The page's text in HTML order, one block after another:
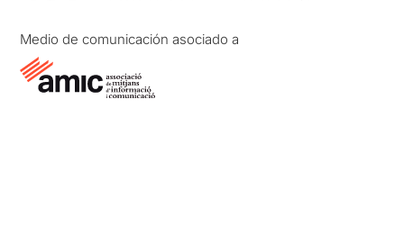
Medio de comunicación asociado a